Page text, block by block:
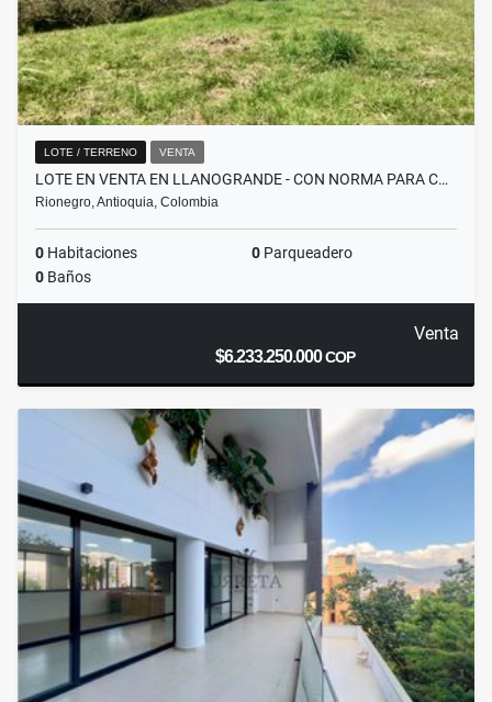
LOTE / TERRENO VENTA
LOTE EN VENTA EN LLANOGRANDE - CON NORMA PARA C…
Rionegro, Antioquia, Colombia
0 Habitaciones 0 Parqueadero
0 Baños
Venta
$6.233.250.000COP